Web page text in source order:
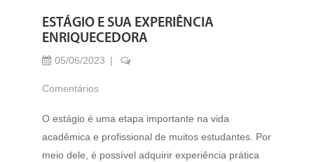
ESTÁGIO E SUA EXPERIÊNCIA
ENRIQUECEDORA
05/06/2023
Comentários
O estágio é uma etapa importante na vida
acadêmica e profissional de muitos estudantes. Por
meio dele, é possível adquirir experiência prática